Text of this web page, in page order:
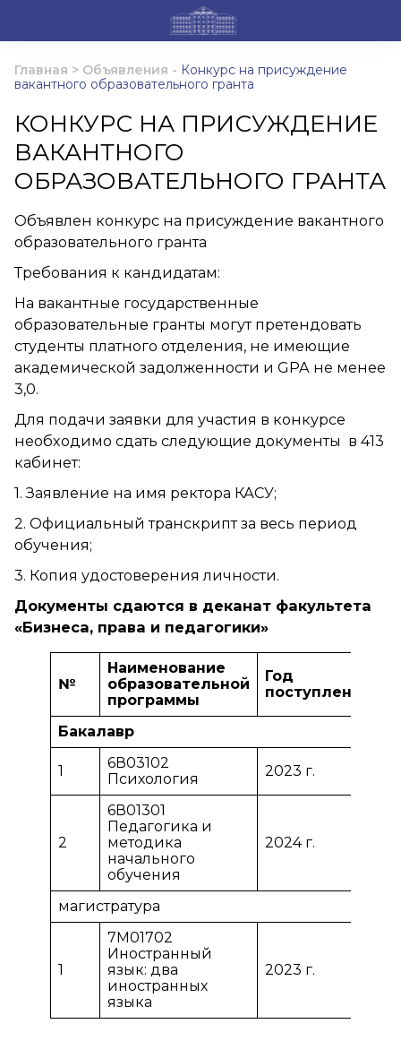
Главная > Объявления - Конкурс на присуждение
вакантного образовательного гранта
КОНКУРС НА ПРИСУЖДЕНИЕ
ВАКАНТНОГО
ОБРАЗОВАТЕЛЬНОГО ГРАНТА
Объявлен конкурс на присуждение вакантного
образовательного гранта
Требования к кандидатам:
На вакантные государственные
образовательные гранты могут претендовать
студенты платного отделения, не имеющие
академической задолженности и GPA не менее
3,0.
Для подачи заявки для участия в конкурсе
необходимо сдать следующие документы в 413
кабинет:
1. Заявление на имя ректора КАСУ;
2. Официальный транскрипт за весь период
обучения;
3. Копия удостоверения личности.
Документы сдаются в деканат факультета
«Бизнеса, права и педагогики»
№
Наименование
образовательной
программы
Год
поступления
Бакалавр
1
6В03102
Психология
2023 г.
2
6В01301
Педагогика и
методика
начального
обучения
2024 г.
магистратура
1
7М01702
Иностранный
язык: два
иностранных
языка
2023 г.